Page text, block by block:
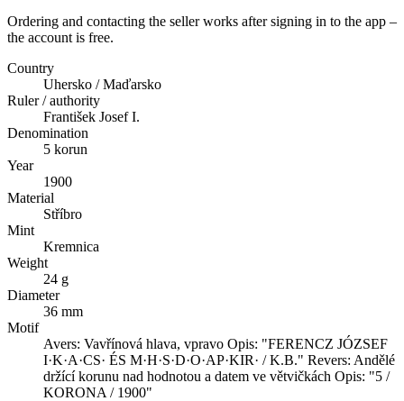
Ordering and contacting the seller works after signing in to the app –
the account is free.
Country
Uhersko / Maďarsko
Ruler / authority
František Josef I.
Denomination
5 korun
Year
1900
Material
Stříbro
Mint
Kremnica
Weight
24 g
Diameter
36 mm
Motif
Avers: Vavřínová hlava, vpravo Opis: "FERENCZ JÓZSEF
I·K·A·CS· ÉS M·H·S·D·O·AP·KIR· / K.B." Revers: Andělé
držící korunu nad hodnotou a datem ve větvičkách Opis: "5 /
KORONA / 1900"